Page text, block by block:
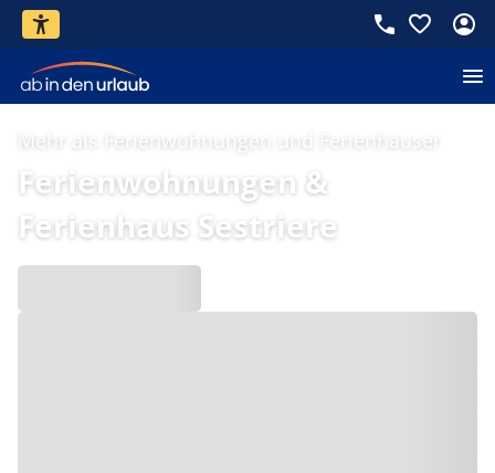
Mehr als Ferienwohnungen und Ferienhäuser
Ferienwohnungen &
Ferienhaus Sestriere